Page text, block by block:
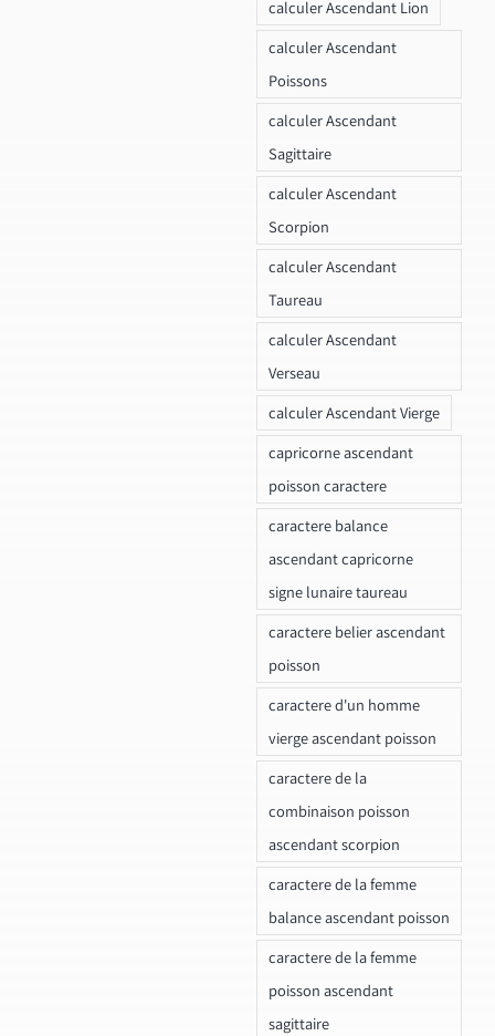
calculer Ascendant Lion
calculer Ascendant
Poissons
calculer Ascendant
Sagittaire
calculer Ascendant
Scorpion
calculer Ascendant
Taureau
calculer Ascendant
Verseau
calculer Ascendant Vierge
capricorne ascendant
poisson caractere
caractere balance
ascendant capricorne
signe lunaire taureau
caractere belier ascendant
poisson
caractere d'un homme
vierge ascendant poisson
caractere de la
combinaison poisson
ascendant scorpion
caractere de la femme
balance ascendant poisson
caractere de la femme
poisson ascendant
sagittaire